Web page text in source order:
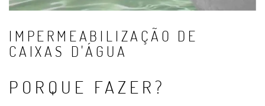
IMPERMEABILIZAÇÃO DE
CAIXAS D'ÁGUA
PORQUE FAZER?